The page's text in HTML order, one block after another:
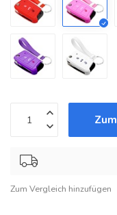
Zum Vergleich hinzufügen